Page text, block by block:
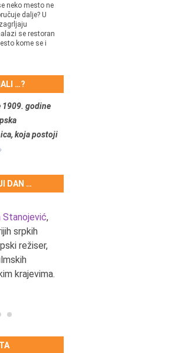
neko mesto ne
dalje? U
se restoran
kome se i
…?
1909. godine
koja postoji
DAN …
Stanojević,
srpkih
režiser,
krajevima.